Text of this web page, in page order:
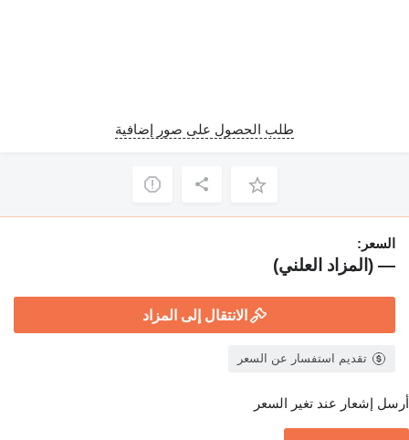
طلب الحصول على صور إضافية
السعر:
— (المزاد العلني)
الانتقال إلى المزاد
تقديم استفسار عن السعر
أرسل إشعار عند تغير السعر